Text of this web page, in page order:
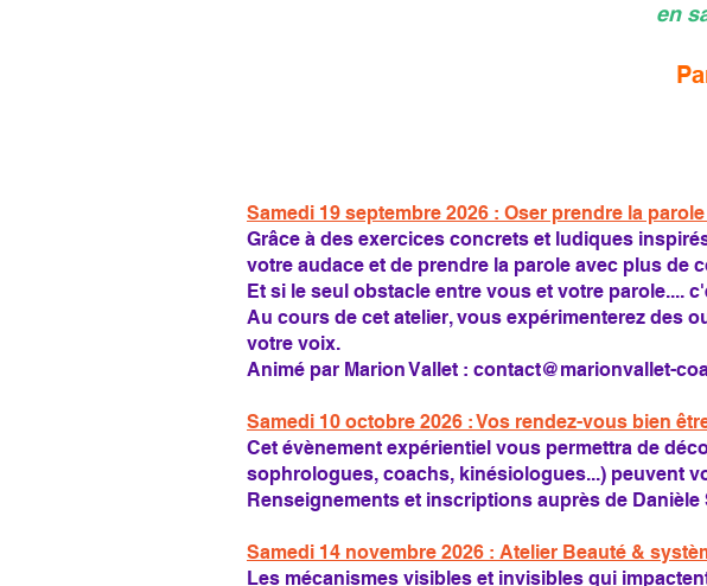
en
Samedi 19 septembre 2026 : Oser prendre la parole
Grâce à des exercices concrets et ludiques
votre audace et de prendre la parole avec plus de
Et si le seul obstacle entre vous et votre parole....
Au cours de cet atelier, vous expérimenterez des
votre voix.
Animé par Marion Vallet : contact@marionvallet-
Samedi 10 octobre 2026 : Vos rendez-vous bien
Cet évènement expérientiel vous permettra de
sophrologues, coachs, kinésiologues...) peuvent
Renseignements et inscriptions auprès de Danièle
Samedi 14 novembre 2026 : Atelier Beauté &
Les mécanismes visibles et invisibles qui